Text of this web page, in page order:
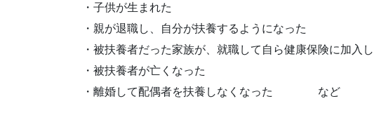
・子供が生まれた
・親が退職し、自分が扶養するようになった
・被扶養者だった家族が、就職して自ら健康保険に加入
・被扶養者が亡くなった
・離婚して配偶者を扶養しなくなった など